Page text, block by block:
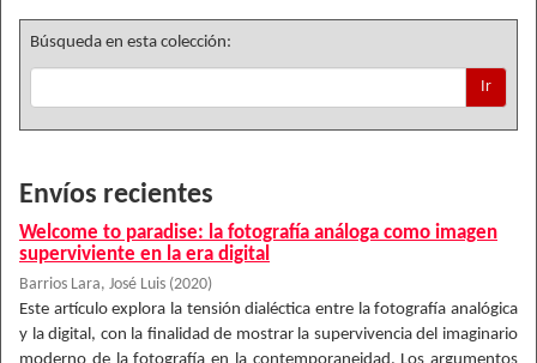
Búsqueda en esta colección:
Ir
Envíos recientes
Welcome to paradise: la fotografía análoga como imagen
superviviente en la era digital
Barrios Lara, José Luis (2020)
Este artículo explora la tensión dialéctica entre la fotografía analógica
y la digital, con la finalidad de mostrar la supervivencia del imaginario